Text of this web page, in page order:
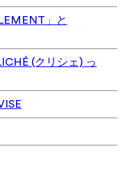
」と
(クリシェ) っ